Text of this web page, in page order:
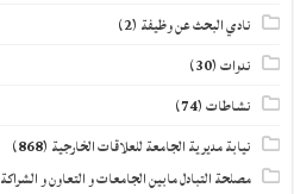
نادي البحث عن وظيفة (2)
ندوات(30)
نشاطات(74)
نيابة مديرية الجامعة للعلاقات الخارجية (868)
مصلحة التبادل مابين الجامعات و التعاون و الشراكة